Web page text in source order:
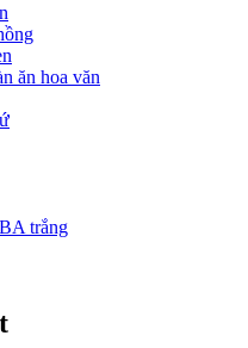
ăn hoa văn
trắng